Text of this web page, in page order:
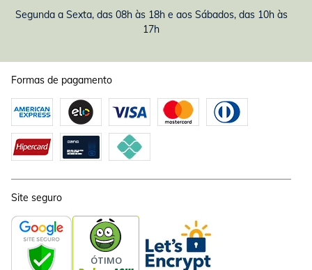
Segunda a Sexta, das 08h às 18h e aos Sábados, das 10h às
17h
Formas de pagamento
Site seguro